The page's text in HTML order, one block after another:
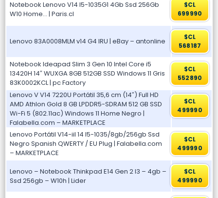
Notebook Lenovo V14 I5-1035G1 4Gb Ssd 256Gb
W10 Home… | Paris.cl
$CL
699990
Lenovo 83A0008MLM v14 G4 IRU | eBay – antonline
$CL
568187
Notebook Ideapad Slim 3 Gen 10 Intel Core i5
13420H 14″ WUXGA 8GB 512GB SSD Windows 11 Gris
83K0002KCL | pc Factory
$CL
552890
Lenovo V V14 7220U Portátil 35,6 cm (14″) Full HD
AMD Athlon Gold 8 GB LPDDR5-SDRAM 512 GB SSD
Wi-Fi 5 (802.11ac) Windows 11 Home Negro |
Falabella.com – MARKETPLACE
$CL
499990
Lenovo Portátil V14-iil 14 I5-1035/8gb/256gb Ssd
Negro Spanish QWERTY / EU Plug | Falabella.com
– MARKETPLACE
$CL
499990
Lenovo – Notebook Thinkpad E14 Gen 2 I3 – 4gb –
Ssd 256gb – W10h | Lider
$CL
499990